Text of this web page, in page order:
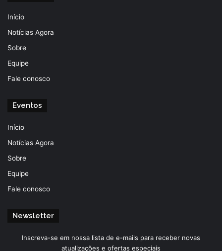
Início
Notícias Agora
Sobre
Equipe
Fale conosco
Eventos
Início
Notícias Agora
Sobre
Equipe
Fale conosco
Newsletter
Inscreva-se em nossa lista de e-mails para receber novas
atualizações e ofertas especiais